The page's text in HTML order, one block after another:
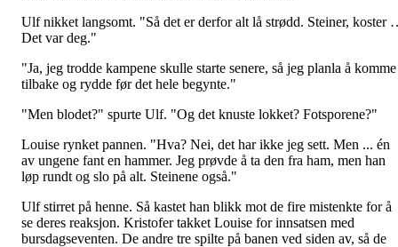
Ulf nikket langsomt. "Så det er derfor alt lå strødd. Steiner, koster
Det var deg."
"Ja, jeg trodde kampene skulle starte senere, så jeg planla å komme
tilbake og rydde før det hele begynte."
"Men blodet?" spurte Ulf. "Og det knuste lokket? Fotsporene?"
Louise rynket pannen. "Hva? Nei, det har ikke jeg sett. Men ... én
av ungene fant en hammer. Jeg prøvde å ta den fra ham, men han
løp rundt og slo på alt. Steinene også."
Ulf stirret på henne. Så kastet han blikk mot de fire mistenkte for å
se deres reaksjon. Kristofer takket Louise for innsatsen med
bursdagseventen. De andre tre spilte på banen ved siden av, så de